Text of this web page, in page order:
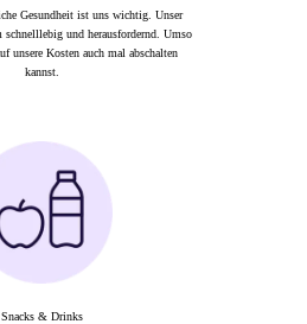
Gesundheit ist uns wichtig. Unser
schnelllebig und herausfordernd. Umso
unsere Kosten auch mal abschalten
kannst.
Snacks & Drinks